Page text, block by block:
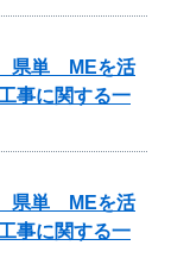
県単 MEを活
事に関する一
県単 MEを活
事に関する一